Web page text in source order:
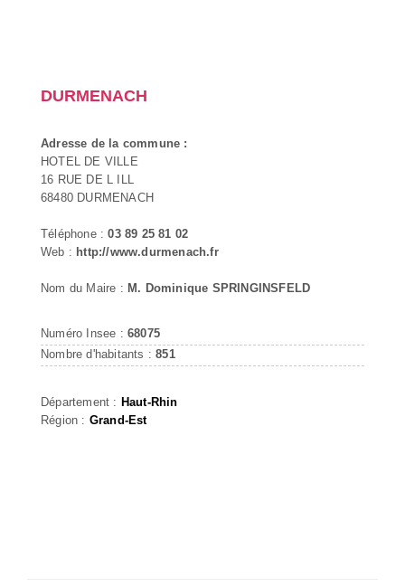
DURMENACH
Adresse de la commune :
HOTEL DE VILLE
16 RUE DE L ILL
68480 DURMENACH
Téléphone :03 89 25 81 02
Web : http://www.durmenach.fr
Nom du Maire : M. Dominique SPRINGINSFELD
Numéro Insee : 68075
Nombre d'habitants :851
Département : Haut-Rhin
Région : Grand-Est